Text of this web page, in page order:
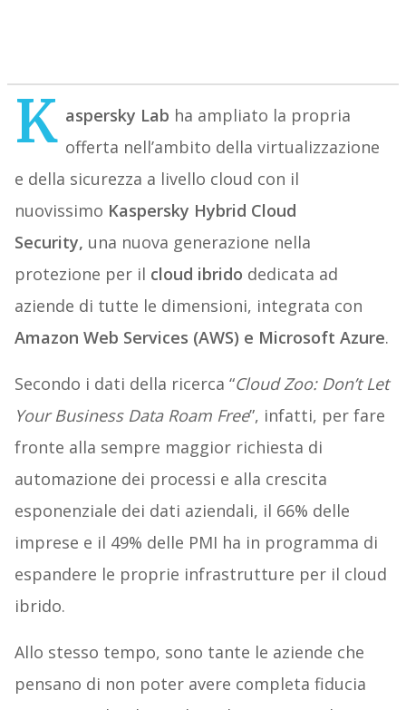
K aspersky Lab ha ampliato la propria
offerta nell’ambito della virtualizzazione
e della sicurezza a livello cloud con il
nuovissimo Kaspersky Hybrid Cloud
Security, una nuova generazione nella
protezione per il cloud ibrido dedicata ad
aziende di tutte le dimensioni, integrata con
Amazon Web Services (AWS) e Microsoft Azure.
Secondo i dati della ricerca “Cloud Zoo: Don’t Let
Your Business Data Roam Free”, infatti, per fare
fronte alla sempre maggior richiesta di
automazione dei processi e alla crescita
esponenziale dei dati aziendali, il 66% delle
imprese e il 49% delle PMI ha in programma di
espandere le proprie infrastrutture per il cloud
ibrido.
Allo stesso tempo, sono tante le aziende che
pensano di non poter avere completa fiducia